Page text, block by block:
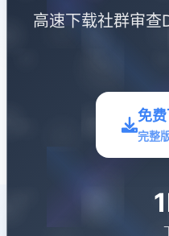
高速下载社群审查
免
完整